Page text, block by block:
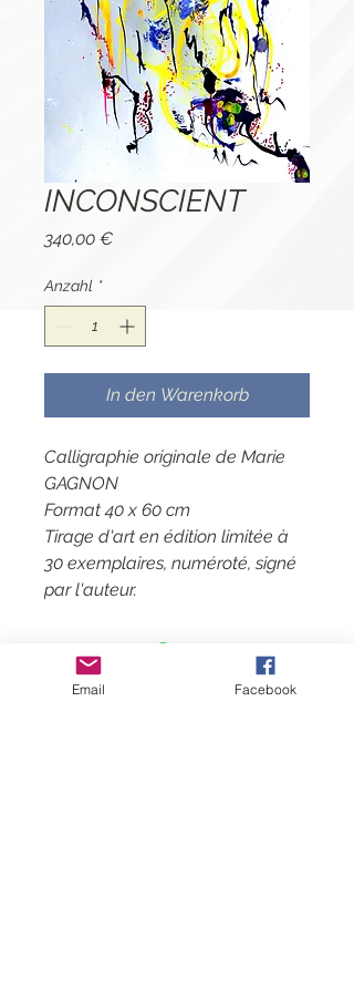
INCONSCIENT
340,00 €Preis
Anzahl *
In den Warenkorb
Calligraphie originale de Marie
GAGNON
Format 40 x 60 cm
Tirage d'art en édition limitée à
30 exemplaires, numéroté, signé
par l'auteur.
Email Facebook